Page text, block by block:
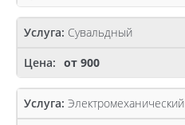
Сувальдный
от 900
Электромеханический